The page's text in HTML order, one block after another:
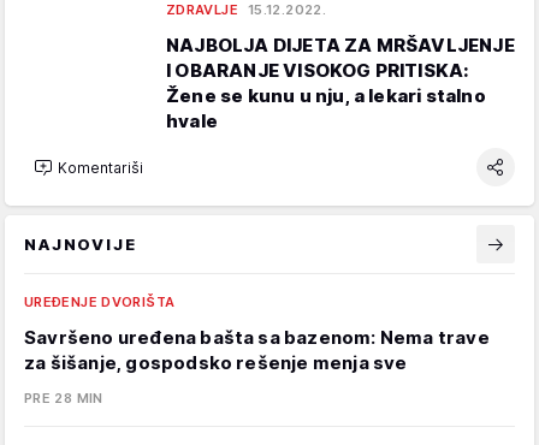
ZDRAVLJE 15.12.2022.
NAJBOLJA DIJETA ZA MRŠAVLJENJE
I OBARANJE VISOKOG PRITISKA:
Žene se kunu u nju, a lekari stalno
hvale
Komentariši
NAJNOVIJE
UREĐENJE DVORIŠTA
Savršeno uređena bašta sa bazenom: Nema trave
za šišanje, gospodsko rešenje menja sve
PRE 28 MIN